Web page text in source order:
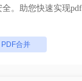
保障隐私安全。助您快速实现
PDF合并